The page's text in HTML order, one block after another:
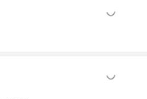
もっと見る
もっと見る